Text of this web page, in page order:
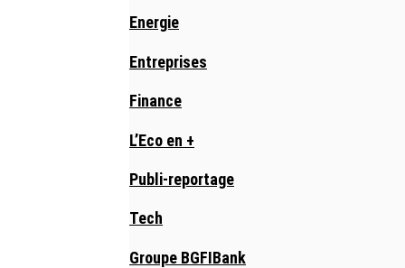
Energie
Entreprises
Finance
L’Eco en +
Publi-reportage
Tech
Groupe BGFIBank